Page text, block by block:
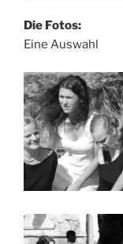
Die Fotos:
Eine Auswahl